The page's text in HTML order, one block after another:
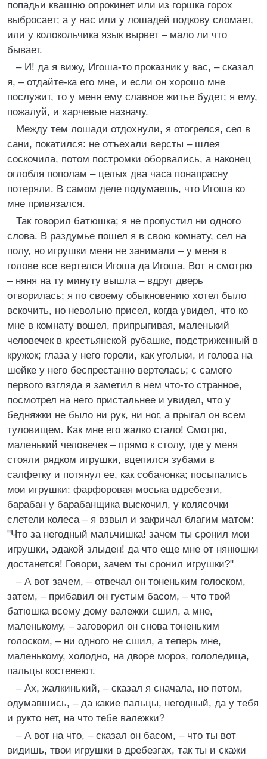
попадьи квашню опрокинет или из горшка горох
выбросает; а у нас или у лошадей подкову сломает,
или у колокольчика язык вырвет – мало ли что
бывает.
– И! да я вижу, Игоша-то проказник у вас, – сказал
я, – отдайте-ка его мне, и если он хорошо мне
послужит, то у меня ему славное житье будет; я ему,
пожалуй, и харчевые назначу.
Между тем лошади отдохнули, я отогрелся, сел в
сани, покатился: не отъехали версты – шлея
соскочила, потом постромки оборвались, а наконец
оглобля пополам – целых два часа понапрасну
потеряли. В самом деле подумаешь, что Игоша ко
мне привязался.
Так говорил батюшка; я не пропустил ни одного
слова. В раздумье пошел я в свою комнату, сел на
полу, но игрушки меня не занимали – у меня в
голове все вертелся Игоша да Игоша. Вот я смотрю
– няня на ту минуту вышла – вдруг дверь
отворилась; я по своему обыкновению хотел было
вскочить, но невольно присел, когда увидел, что ко
мне в комнату вошел, припрыгивая, маленький
человечек в крестьянской рубашке, подстриженный в
кружок; глаза у него горели, как угольки, и голова на
шейке у него беспрестанно вертелась; с самого
первого взгляда я заметил в нем что-то странное,
посмотрел на него пристальнее и увидел, что у
бедняжки не было ни рук, ни ног, а прыгал он всем
туловищем. Как мне его жалко стало! Смотрю,
маленький человечек – прямо к столу, где у меня
стояли рядком игрушки, вцепился зубами в
салфетку и потянул ее, как собачонка; посыпались
мои игрушки: фарфоровая моська вдребезги,
барабан у барабанщика выскочил, у колясочки
слетели колеса – я взвыл и закричал благим матом:
"Что за негодный мальчишка! зачем ты сронил мои
игрушки, эдакой злыден! да что еще мне от нянюшки
достанется! Говори, зачем ты сронил игрушки?"
– А вот зачем, – отвечал он тоненьким голоском,
затем, – прибавил он густым басом, – что твой
батюшка всему дому валежки сшил, а мне,
маленькому, – заговорил он снова тоненьким
голоском, – ни одного не сшил, а теперь мне,
маленькому, холодно, на дворе мороз, гололедица,
пальцы костенеют.
– Ах, жалкинький, – сказал я сначала, но потом,
одумавшись, – да какие пальцы, негодный, да у тебя
и рукто нет, на что тебе валежки?
– А вот на что, – сказал он басом, – что ты вот
видишь, твои игрушки в дребезгах, так ты и скажи